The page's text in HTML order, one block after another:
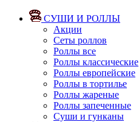
СУШИ И РОЛЛЫ
Акции
Сеты роллов
Роллы все
Роллы классические
Роллы европейские
Роллы в тортилье
Роллы жареные
Роллы запеченные
Суши и гунканы